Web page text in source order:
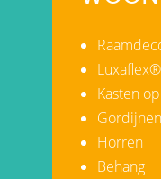
Kasten
Gordijnen
Horren
Behang